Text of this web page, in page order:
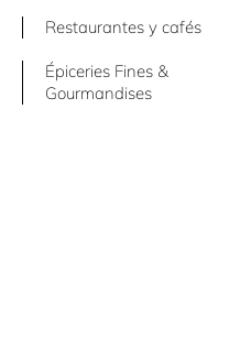
Restaurantes y cafés
Épiceries Fines &
Gourmandises